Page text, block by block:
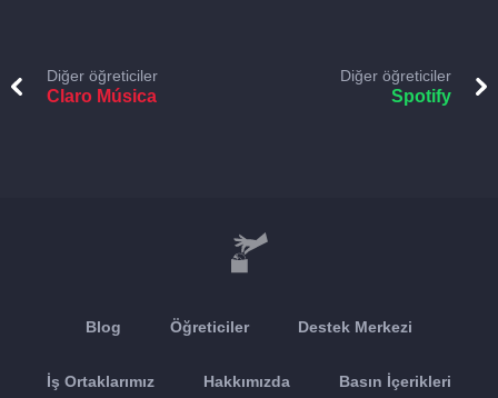
Diğer öğreticiler
Claro Música
Diğer öğreticiler
Spotify
Blog Öğreticiler Destek Merkezi
İş Ortaklarımız Hakkımızda Basın İçerikleri